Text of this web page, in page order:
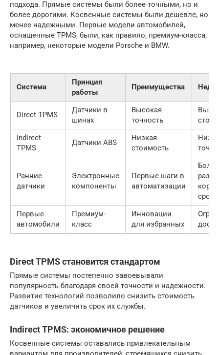
подхода. Прямые системы были более точными, но и
более дорогими. Косвенные системы были дешевле, но
менее надежными. Первые модели автомобилей,
оснащенные TPMS, были, как правило, премиум-класса,
например, некоторые модели Porsche и BMW.
Система
Принцип
работы
Преимущества
Direct TPMS
Датчики в
шинах
Высокая
точность
Indirect
TPMS
Датчики ABS
Низкая
стоимость
Ранние
датчики
Электронные
компоненты
Первые шаги в
автоматизации
срок
Первые
автомобили
Премиум-
класс
Инновации
для избранных
Direct TPMS становится стандартом
Прямые системы постепенно завоевывали
популярность благодаря своей точности и надежности.
Развитие технологий позволило снизить стоимость
датчиков и увеличить срок их службы.
Indirect TPMS: экономичное решение
Косвенные системы оставались привлекательным